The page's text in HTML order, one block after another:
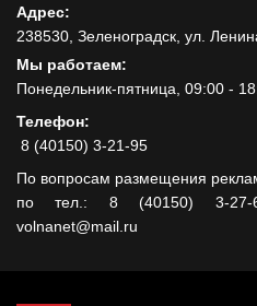
Адрес:
238530, Зеленоградск, ул.
Мы работаем:
Понедельник-пятница, 09:00 -
Телефон:
8 (40150) 3-21-95
По вопросам размещения
по тел.: 8 (40150) 3-27-
volnanet@mail.ru